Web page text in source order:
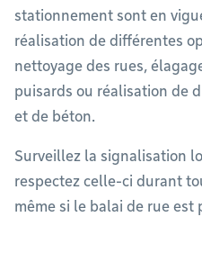
stationnement sont en
réalisation de différentes
nettoyage des rues,
puisards ou réalisation de
et de béton.
Surveillez la signalisation
respectez celle-ci durant
même si le balai de rue est